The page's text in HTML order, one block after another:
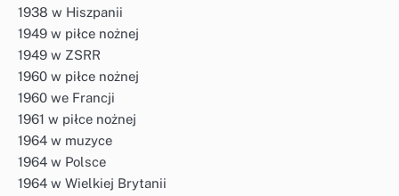
1938 w Hiszpanii
1949 w piłce nożnej
1949 w ZSRR
1960 w piłce nożnej
1960 we Francji
1961 w piłce nożnej
1964 w muzyce
1964 w Polsce
1964 w Wielkiej Brytanii